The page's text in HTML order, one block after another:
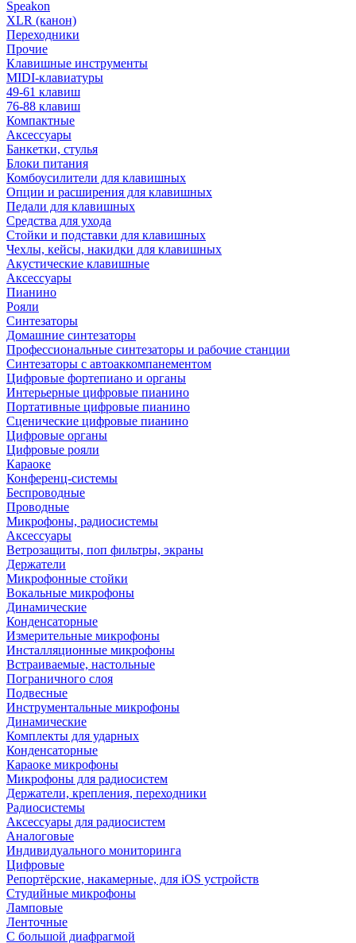
Speakon
XLR (канон)
Переходники
Прочие
Клавишные инструменты
MIDI-клавиатуры
49-61 клавиш
76-88 клавиш
Компактные
Аксессуары
Банкетки, стулья
Блоки питания
Комбоусилители для клавишных
Опции и расширения для клавишных
Педали для клавишных
Средства для ухода
Стойки и подставки для клавишных
Чехлы, кейсы, накидки для клавишных
Акустические клавишные
Аксессуары
Пианино
Рояли
Синтезаторы
Домашние синтезаторы
Профессиональные синтезаторы и рабочие станции
Синтезаторы с автоаккомпанементом
Цифровые фортепиано и органы
Интерьерные цифровые пианино
Портативные цифровые пианино
Сценические цифровые пианино
Цифровые органы
Цифровые рояли
Караоке
Конференц-системы
Беспроводные
Проводные
Микрофоны, радиосистемы
Аксессуары
Ветрозащиты, поп фильтры, экраны
Держатели
Микрофонные стойки
Вокальные микрофоны
Динамические
Конденсаторные
Измерительные микрофоны
Инсталляционные микрофоны
Встраиваемые, настольные
Пограничного слоя
Подвесные
Инструментальные микрофоны
Динамические
Комплекты для ударных
Конденсаторные
Караоке микрофоны
Микрофоны для радиосистем
Держатели, крепления, переходники
Радиосистемы
Аксессуары для радиосистем
Аналоговые
Индивидуального мониторинга
Цифровые
Репортёрские, накамерные, для iOS устройств
Студийные микрофоны
Ламповые
Ленточные
С большой диафрагмой